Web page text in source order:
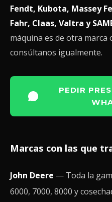
Fendt, Kubota, Massey
Fahr, Claas, Valtra y
máquina es de otra
consúltanos igualmente.
PEDIR
Marcas con las que
John Deere — Toda la
6000, 7000, 8000 y